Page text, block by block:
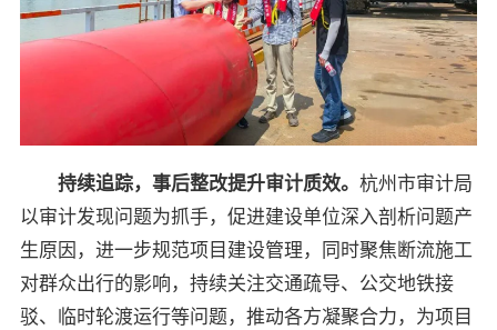
持续追踪，事后整改提升审计质效。 杭州市审计局
以审计发现问题为抓手，促进建设单位深入剖析问题产
生原因，进一步规范项目建设管理，同时聚焦断流施工
对群众出行的影响，持续关注交通疏导、公交地铁接
驳、临时轮渡运行等问题，推动各方凝聚合力，为项目